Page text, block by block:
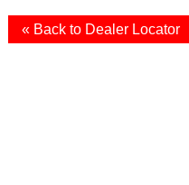
« Back to Dealer Locator